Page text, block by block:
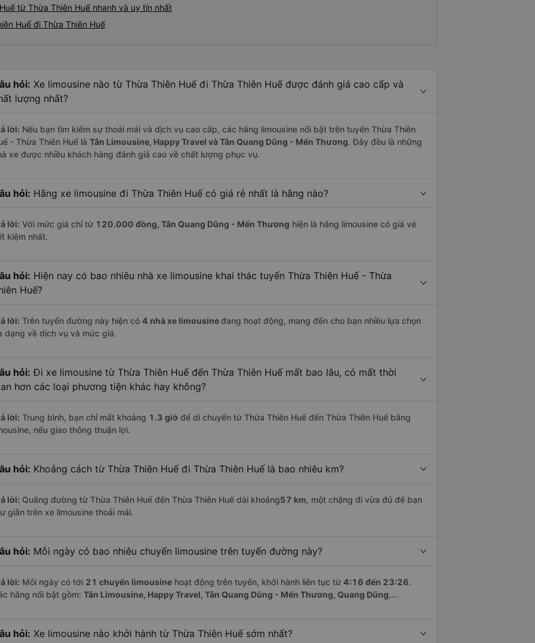
từ Thừa Thiên Huế nhanh và uy tín nhất
Huế đi Thừa Thiên Huế
hỏi: Xe limousine nào từ Thừa Thiên Huế đi Thừa Thiên Huế được đánh giá cao cấp và
lượng nhất?
lời: Nếu bạn tìm kiếm sự thoải mái và dịch vụ cao cấp, các hãng limousine nổi bật trên tuyến Thừa Thiên
- Thừa Thiên Huế là Tân Limousine, Happy Travel và Tân Quang Dũng - Mến Thương. Đây đều là những
xe được nhiều khách hàng đánh giá cao về chất lượng phục vụ.
hỏi: Hãng xe limousine đi Thừa Thiên Huế có giá rẻ nhất là hãng nào?
lời: Với mức giá chỉ từ 120.000 đồng, Tân Quang Dũng - Mến Thương hiện là hãng limousine có giá vé
kiệm nhất.
hỏi: Hiện nay có bao nhiêu nhà xe limousine khai thác tuyến Thừa Thiên Huế - Thừa
Huế?
lời: Trên tuyến đường này hiện có 4 nhà xe limousineđang hoạt động, mang đến cho bạn nhiều lựa chọn
dạng về dịch vụ và mức giá.
hỏi: Đi xe limousine từ Thừa Thiên Huế đến Thừa Thiên Huế mất bao lâu, có mất thời
hơn các loại phương tiện khác hay không?
lời: Trung bình, bạn chỉ mất khoảng 1.3 giờ để di chuyển từ Thừa Thiên Huế đến Thừa Thiên Huế bằng
nếu giao thông thuận lợi.
hỏi: Khoảng cách từ Thừa Thiên Huế đi Thừa Thiên Huế là bao nhiêu km?
lời: Quãng đường từ Thừa Thiên Huế đến Thừa Thiên Huế dài khoảng57 km, một chặng đi vừa đủ để bạn
giãn trên xe limousine thoải mái.
hỏi: Mỗi ngày có bao nhiêu chuyến limousine trên tuyến đường này?
lời: Mỗi ngày có tới 21 chuyến limousine hoạt động trên tuyến, khởi hành liên tục từ4:16 đến 23:26.
hãng nổi bật gồm: Tân Limousine, Happy Travel, Tân Quang Dũng - Mến Thương, Quang Dũng,...
hỏi: Xe limousine nào khởi hành từ Thừa Thiên Huế sớm nhất?